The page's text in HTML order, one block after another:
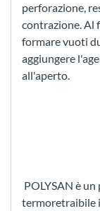
perforazione,
contrazione. Al
formare vuoti
aggiungere
all'aperto.
POLYSAN è
termoretraibile